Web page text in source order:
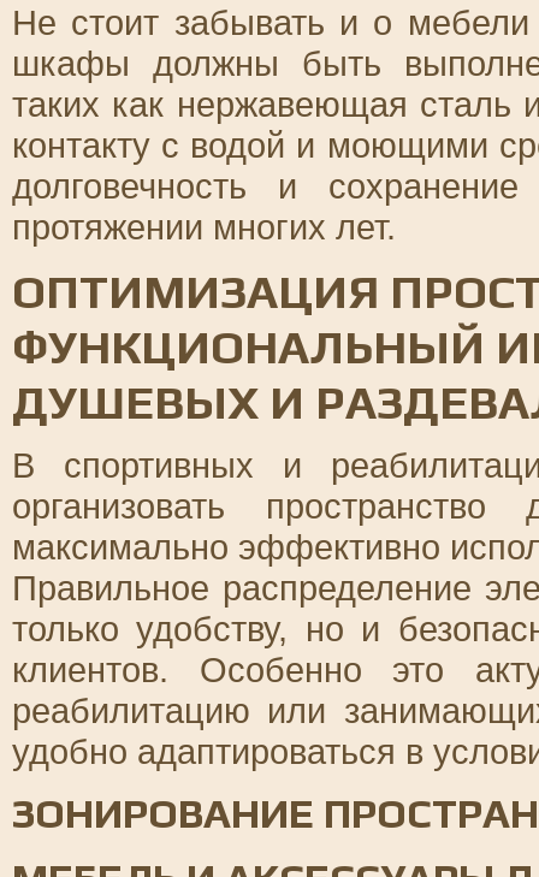
Не стоит забывать и о
шкафы должны быть
таких как нержавеющая сталь
контакту с водой и моющими
долговечность и
протяжении многих лет.
ОПТИМИЗАЦИЯ
ФУНКЦИОНАЛЬНЫЙ
ДУШЕВЫХ И
В спортивных и
организовать
максимально эффективно
Правильное распределение
только удобству, но и
клиентов. Особенно это
реабилитацию или
удобно адаптироваться в
ЗОНИРОВАНИЕ